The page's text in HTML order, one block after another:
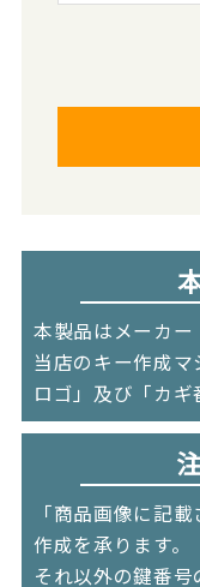
本製品はメーカー
当店のキー作成
ロゴ」及び「カギ
「商品画像に記
作成を承ります。
それ以外の鍵番